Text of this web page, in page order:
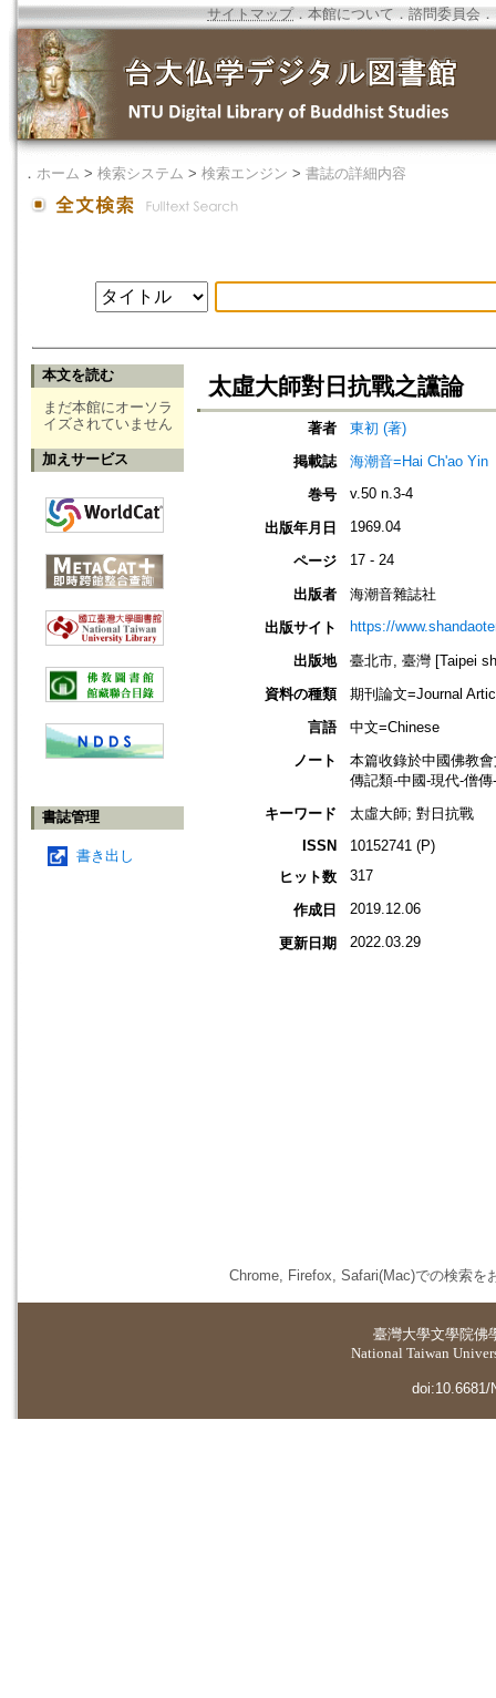
サイトマップ．本館について ． 諮問委員会 ．
． ホーム > 検索システム > 検索エンジン > 書誌の詳細内容
本文を読む
まだ本館にオーソラ
イズされていません
加えサービス
書誌管理
書き出し
太虛大師對日抗戰之讜論
著者
東初 (著)
掲載誌
海潮音=Hai Ch'ao Yin
巻号
v.50 n.3-4
出版年月日 1969.04
ページ 17 - 24
出版者
海潮音雜誌社
出版サイト
https://
出版地
臺北市, 臺灣 [Taipei
資料の種類
期刊論文=Journal
言語
中文=Chinese
ノート
本篇收錄於中國佛教
傳記類-中國-現代-僧
キーワード
太虛大師; 對日抗戰
ISSN
10152741 (P)
ヒット数
317
作成日 2019.12.06
更新日期 2022.03.29
Chrome, Firefox, Safari(Mac)での検索を
臺灣大學文學院佛
National Taiwan
doi:10.6681/